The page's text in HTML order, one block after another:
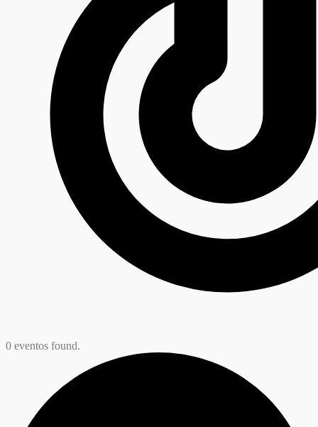
0 eventos found.